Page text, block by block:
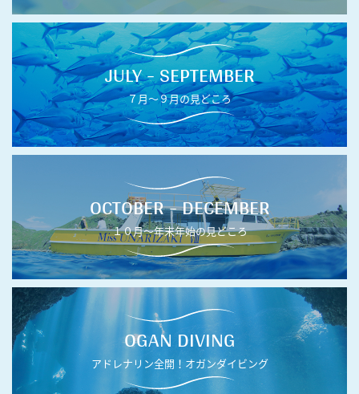
JULY - SEPTEMBER
７月〜９月の見どころ
OCTOBER - DECEMBER
１０月〜年末年始の見どころ
OGAN DIVING
アドレナリン全開！オガンダイビング